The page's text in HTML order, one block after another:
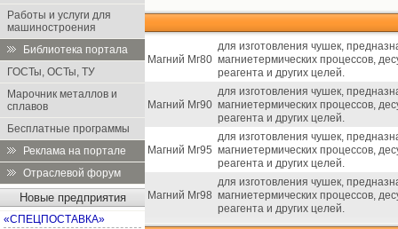
Работы и услуги для
машиностроения
Библиотека портала
ГОСТы, ОСТы, ТУ
Марочник металлов и
сплавов
Бесплатные программы
Реклама на портале
Отраслевой форум
Новые предприятия
«СПЕЦПОСТАВКА»
Магний Мг80
для изготовления чушек,
магниетермических процессов,
реагента и других целей.
Магний Мг90
для изготовления чушек,
магниетермических процессов,
реагента и других целей.
Магний Мг95
для изготовления чушек,
магниетермических процессов,
реагента и других целей.
Магний Мг98
для изготовления чушек,
магниетермических процессов,
реагента и других целей.